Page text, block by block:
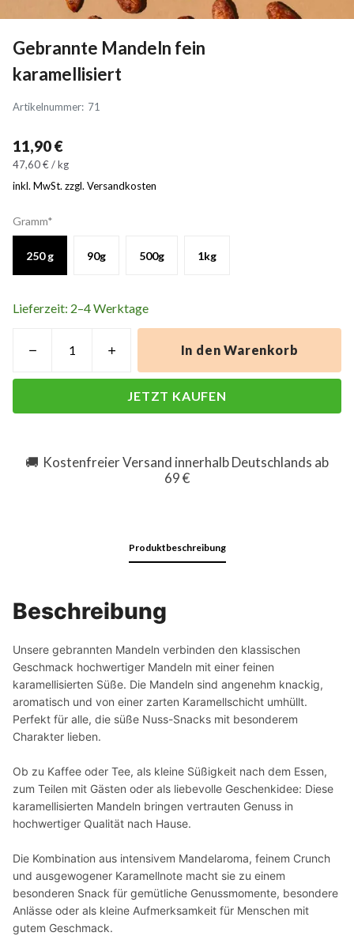
Gebrannte Mandeln fein
karamellisiert
Artikelnummer: 71
11,90 €
47,60 € / kg
inkl. MwSt. zzgl. Versandkosten
Gramm*
250 g 90g 500g 1kg
Lieferzeit: 2–4 Werktage
In den Warenkorb
JETZT KAUFEN
🚚 Kostenfreier Versand innerhalb Deutschlands ab
69 €
Produktbeschreibung
Beschreibung
Unsere gebrannten Mandeln verbinden den klassischen
Geschmack hochwertiger Mandeln mit einer feinen
karamellisierten Süße. Die Mandeln sind angenehm knackig,
aromatisch und von einer zarten Karamellschicht umhüllt.
Perfekt für alle, die süße Nuss-Snacks mit besonderem
Charakter lieben.
Ob zu Kaffee oder Tee, als kleine Süßigkeit nach dem Essen,
zum Teilen mit Gästen oder als liebevolle Geschenkidee: Diese
karamellisierten Mandeln bringen vertrauten Genuss in
hochwertiger Qualität nach Hause.
Die Kombination aus intensivem Mandelaroma, feinem Crunch
und ausgewogener Karamellnote macht sie zu einem
besonderen Snack für gemütliche Genussmomente, besondere
Anlässe oder als kleine Aufmerksamkeit für Menschen mit
gutem Geschmack.